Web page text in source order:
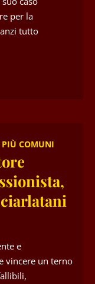
per la
tutto
PIÙ COMUNI
e
vincere un terno